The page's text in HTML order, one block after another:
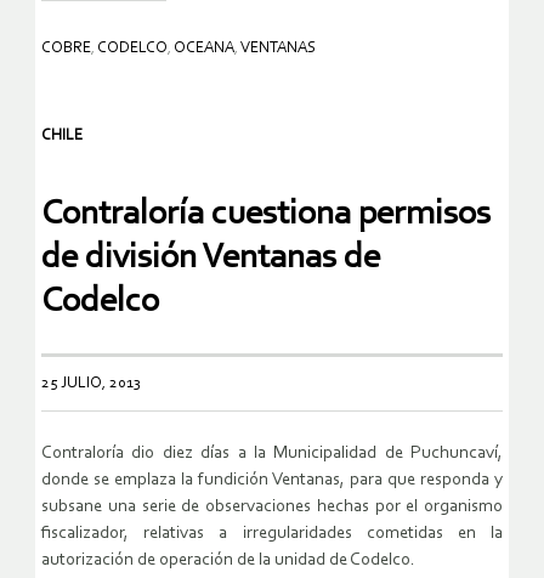
COBRE CODELCO OCEANA VENTANAS
CHILE
Contraloría cuestiona permisos
de división Ventanas de
Codelco
25 JULIO, 2013
Contraloría dio diez días a la Municipalidad de Puchuncaví,
donde se emplaza la fundición Ventanas, para que responda y
subsane una serie de observaciones hechas por el organismo
fiscalizador, relativas a irregularidades cometidas en la
autorización de operación de la unidad de Codelco.